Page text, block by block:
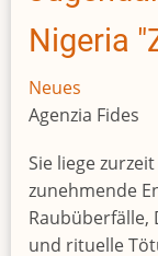
Nigeria
Neues
Agenzia Fides
Sie liege
zunehmende
und rituelle